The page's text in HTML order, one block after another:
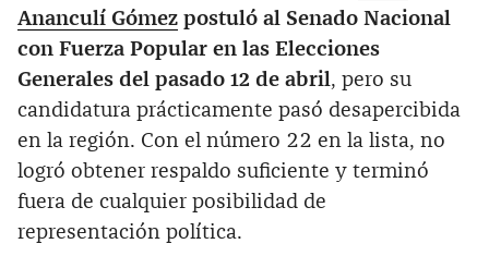
Ananculí Gómez postuló al Senado Nacional
con Fuerza Popular en las Elecciones
Generales del pasado 12 de abril , pero su
candidatura prácticamente pasó desapercibida
en la región. Con el número 22 en la lista, no
logró obtener respaldo suficiente y terminó
fuera de cualquier posibilidad de
representación política.